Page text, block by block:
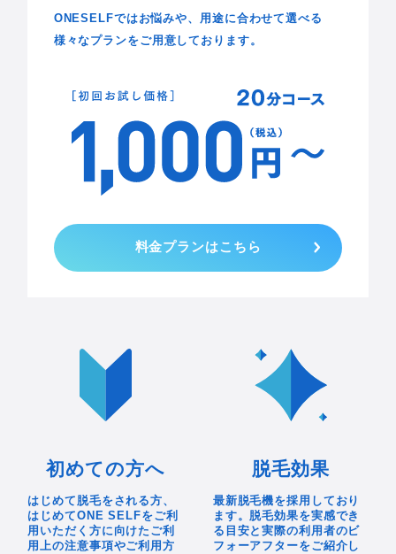
ONESELFではお悩みや、用途に合わせて選べる
様々なプランをご用意しております。
料金プランはこちら
初めての方へ
はじめて脱毛をされる方、
はじめてONE SELFをご利
用いただく方に向けたご利
用上の注意事項やご利用方
脱毛効果
最新脱毛機を採用しており
ます。脱毛効果を実感でき
る目安と実際の利用者のビ
フォーアフターをご紹介し